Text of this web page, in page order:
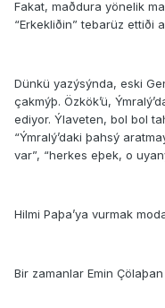
Fakat, maðdura yönelik
“Erkekliðin” tebarüz ettiði
Dünkü yazýsýnda, eski
çakmýþ. Özkök’ü,
ediyor. Ýlaveten, bol bol
“Ýmralý’daki þahsý
var”, “herkes eþek, o
Hilmi Paþa’ya vurmak
Bir zamanlar Emin